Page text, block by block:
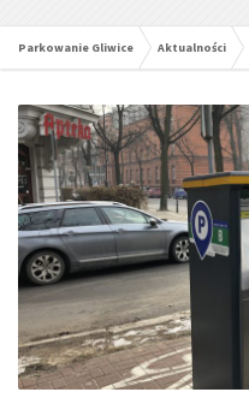
Parkowanie Gliwice Aktualności